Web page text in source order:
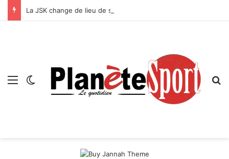
La JSK change de lieu de stage !
Menu Switch skin